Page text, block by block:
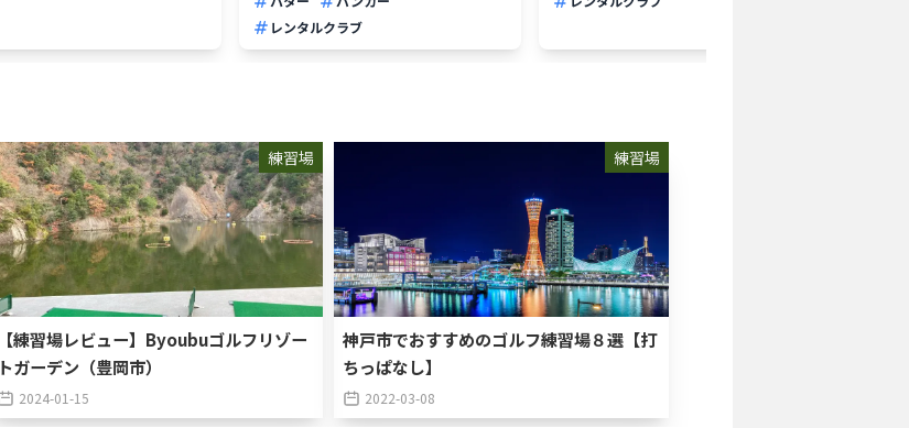
レンタルクラブ
練習場
【練習場レビュー】Byoubuゴルフリゾー
トガーデン（豊岡市）
2024-01-15
練習場
神戸市でおすすめのゴルフ練習場８選【打
ちっぱなし】
2022-03-08